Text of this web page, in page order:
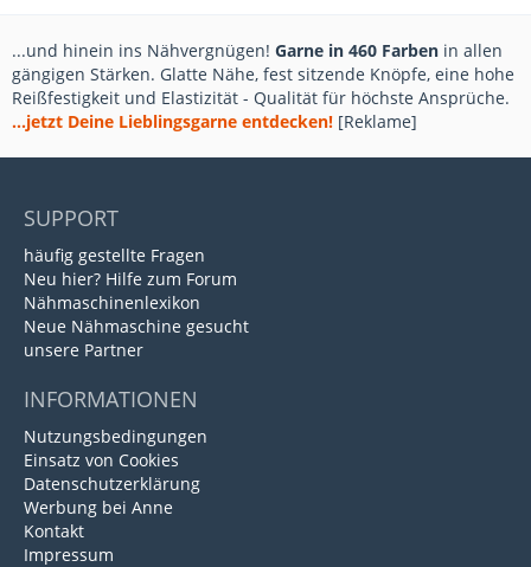
...und hinein ins Nähvergnügen! Garne in 460 Farben in allen
gängigen Stärken. Glatte Nähe, fest sitzende Knöpfe, eine hohe
Reißfestigkeit und Elastizität - Qualität für höchste Ansprüche.
...jetzt Deine Lieblingsgarne entdecken! [Reklame]
SUPPORT
häufig gestellte Fragen
Neu hier? Hilfe zum Forum
Nähmaschinenlexikon
Neue Nähmaschine gesucht
unsere Partner
INFORMATIONEN
Nutzungsbedingungen
Einsatz von Cookies
Datenschutzerklärung
Werbung bei Anne
Kontakt
Impressum